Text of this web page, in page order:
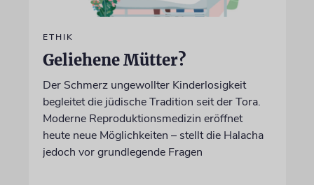
ETHIK
Geliehene Mütter?
Der Schmerz ungewollter Kinderlosigkeit
begleitet die jüdische Tradition seit der Tora.
Moderne Reproduktionsmedizin eröffnet
heute neue Möglichkeiten – stellt die Halacha
jedoch vor grundlegende Fragen